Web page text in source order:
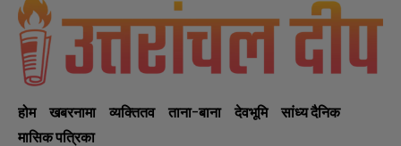
होम खबरनामा व्यक्तितव ताना-बाना देवभूमि
सांध्य दैनिक
मासिक पत्रिका